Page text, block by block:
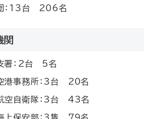
：13台 206名
関
署：2台 5名
港事務所：3台 20名
空自衛隊：3台 43名
上保安部：3隻 79名